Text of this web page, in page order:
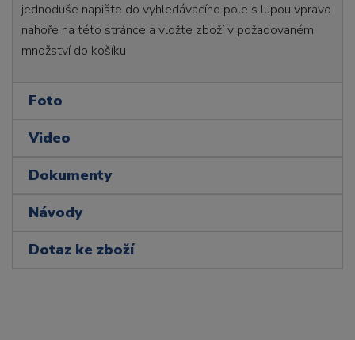
jednoduše napište do vyhledávacího pole s lupou vpravo
nahoře na této stránce a vložte zboží v požadovaném
množství do košíku
Foto
Video
Dokumenty
Návody
Dotaz ke zboží